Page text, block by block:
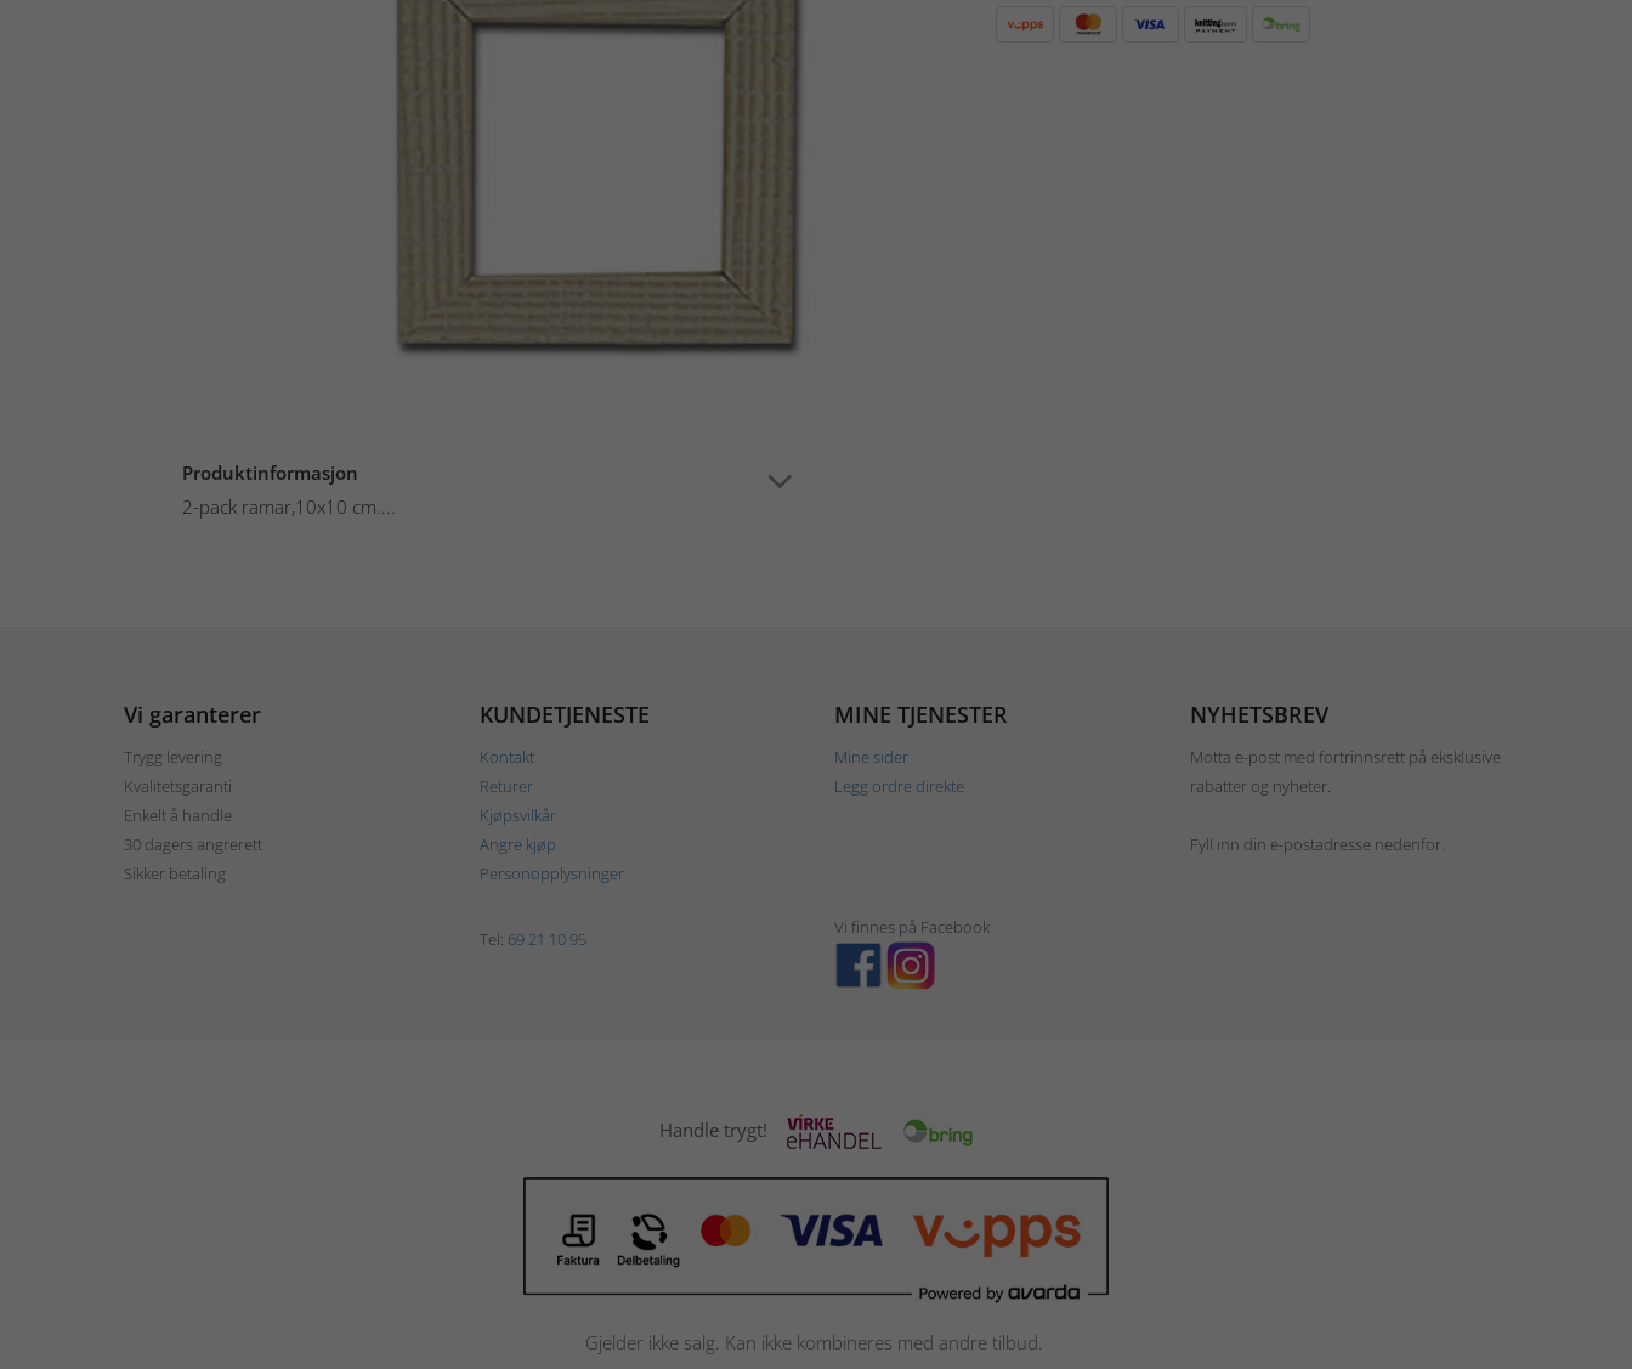
Produktinformasjon
2-pack ramar,10x10 cm....
Vi garanterer
Trygg levering
Kvalitetsgaranti
Enkelt å handle
30 dagers angrerett
Sikker betaling
KUNDETJENESTE
Kontakt
Returer
Kjøpsvilkår
Angre kjøp
Personopplysninger
MINE TJENESTER
Mine sider
Legg ordre direkte
NYHETSBREV
Motta e-post med fortrinnsrett på eksklusive
rabatter og nyheter.
Fyll inn din e-postadresse nedenfor.
Tel: 69 21 10 95
Vi finnes på Facebook
Handle trygt!
Gjelder ikke salg. Kan ikke kombineres med andre tilbud.